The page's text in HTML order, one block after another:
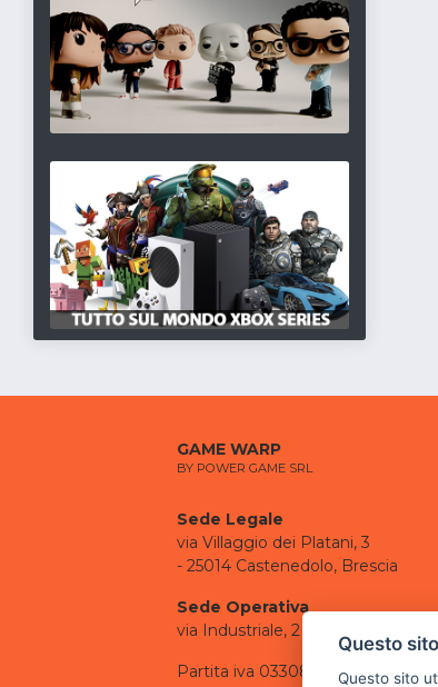
GAME WARP
BY POWER GAME SRL
Sede Legale
via Villaggio dei Platani, 3
- 25014 Castenedolo, Brescia
Sede Operativa
via Industriale, 2 - 25082 Botticino,
Partita iva 03308130982
Questo
Questo sito